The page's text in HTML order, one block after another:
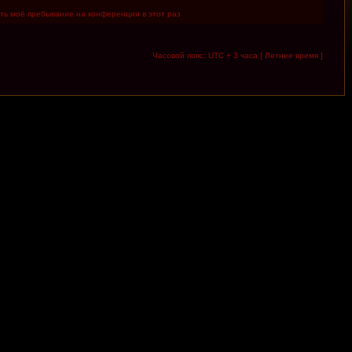
моё пребывание на конференции в этот раз
Часовой пояс: UTC + 3 часа [ Летнее время ]